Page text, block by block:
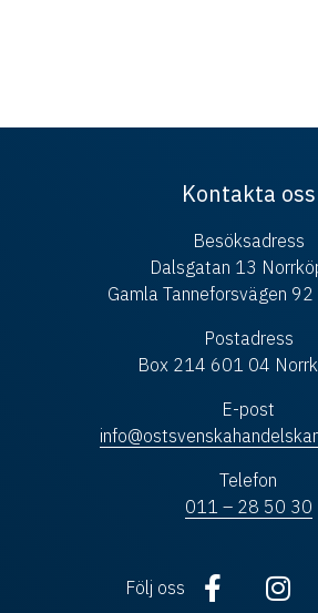
Kontakta oss
Besöksadress
Dalsgatan 13
Gamla Tanneforsvägen 92
Postadress
Box 214 601 04
E-post
Telefon
011 – 28 50 30
Följ oss